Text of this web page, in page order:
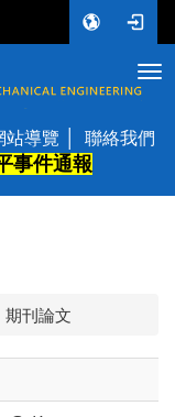
工程學系
站導覽
聯絡我們
事件通報
期刊論文